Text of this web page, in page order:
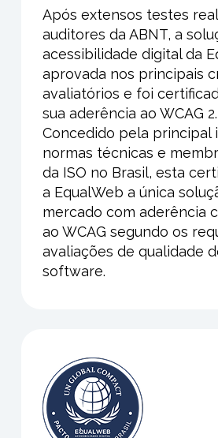
Após extensos testes
auditores da ABNT, a
acessibilidade digital da
aprovada nos principais
avaliatórios e foi
sua aderência ao WCAG
Concedido pela principal
normas técnicas e
da ISO no Brasil, esta
a EqualWeb a única
mercado com aderência
ao WCAG segundo os
avaliações de qualidade
software.